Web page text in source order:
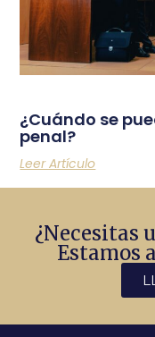
¿Cuándo se
penal?
Leer Artículo
¿Necesitas
Estamos